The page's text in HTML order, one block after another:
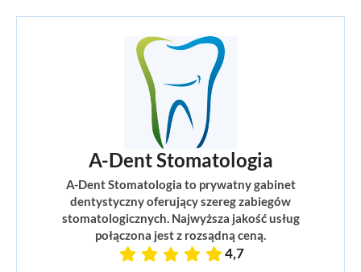
A-Dent Stomatologia
A-Dent Stomatologia to prywatny gabinet
dentystyczny oferujący szereg zabiegów
stomatologicznych. Najwyższa jakość usług
połączona jest z rozsądną ceną.
4,7